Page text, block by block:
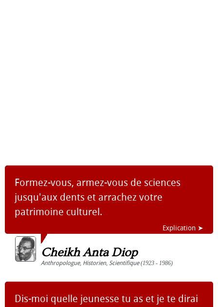
Formez-vous, armez-vous de sciences
jusqu'aux dents et arrachez votre
patrimoine culturel.
Explication ➤
Cheikh Anta Diop
Anthropologue, Historien, Scientifique(1923 - 1986)
Dis-moi quelle jeunesse tu as et je te dirai